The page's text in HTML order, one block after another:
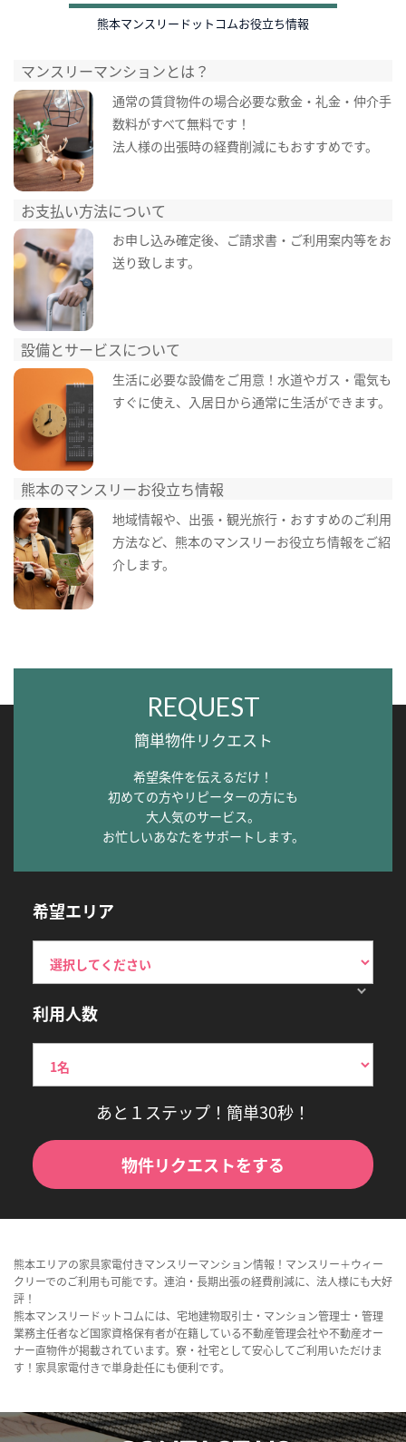
熊本マンスリードットコムお役立ち情報
マンスリーマンションとは？
通常の賃貸物件の場合必要な敷金・礼金・仲介手
数料がすべて無料です！
法人様の出張時の経費削減にもおすすめです。
お支払い方法について
お申し込み確定後、ご請求書・ご利用案内等をお
送り致します。
設備とサービスについて
生活に必要な設備をご用意！水道やガス・電気も
すぐに使え、入居日から通常に生活ができます。
熊本のマンスリーお役立ち情報
地域情報や、出張・観光旅行・おすすめのご利用
方法など、熊本のマンスリーお役立ち情報をご紹
介します。
REQUEST
簡単物件リクエスト
希望条件を伝えるだけ！
初めての方やリピーターの方にも
大人気のサービス。
お忙しいあなたをサポートします。
希望エリア
利用人数
あと１ステップ！簡単30秒！
物件リクエストをする
熊本エリアの家具家電付きマンスリーマンション情報！マンスリー＋ウィー
クリーでのご利用も可能です。連泊・長期出張の経費削減に、法人様にも大好
評！
熊本マンスリードットコムには、宅地建物取引士・マンション管理士・管理
業務主任者など国家資格保有者が在籍している不動産管理会社や不動産オー
ナー直物件が掲載されています。寮・社宅として安心してご利用いただけま
す！家具家電付きで単身赴任にも便利です。